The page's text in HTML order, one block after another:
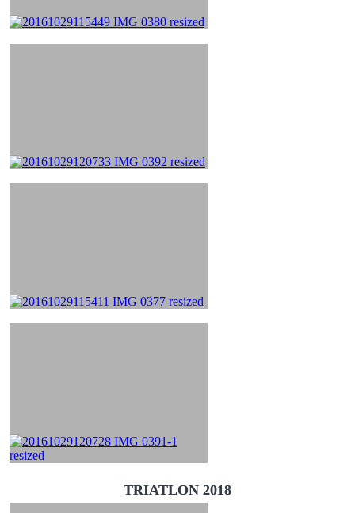
TRIATLON 2018